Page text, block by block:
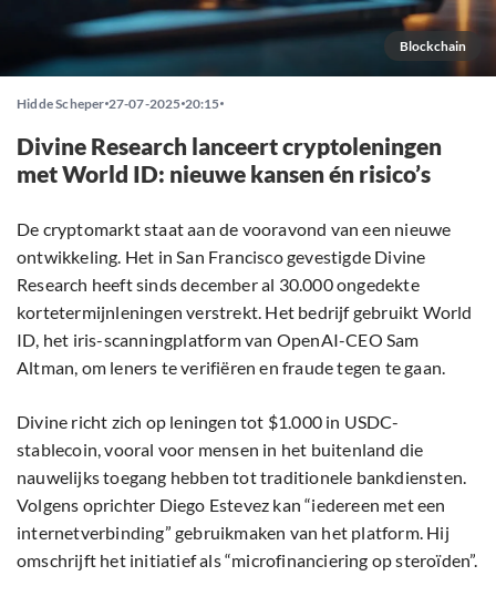
Blockchain
Hidde Scheper 27-07-2025 20:15
Divine Research lanceert cryptoleningen
met World ID: nieuwe kansen én risico’s
De cryptomarkt staat aan de vooravond van een nieuwe
ontwikkeling. Het in San Francisco gevestigde Divine
Research heeft sinds december al 30.000 ongedekte
kortetermijnleningen verstrekt. Het bedrijf gebruikt World
ID, het iris-scanningplatform van OpenAI-CEO Sam
Altman, om leners te verifiëren en fraude tegen te gaan.
Divine richt zich op leningen tot $1.000 in USDC-
stablecoin, vooral voor mensen in het buitenland die
nauwelijks toegang hebben tot traditionele bankdiensten.
Volgens oprichter Diego Estevez kan “iedereen met een
internetverbinding” gebruikmaken van het platform. Hij
omschrijft het initiatief als “microfinanciering op steroïden”.